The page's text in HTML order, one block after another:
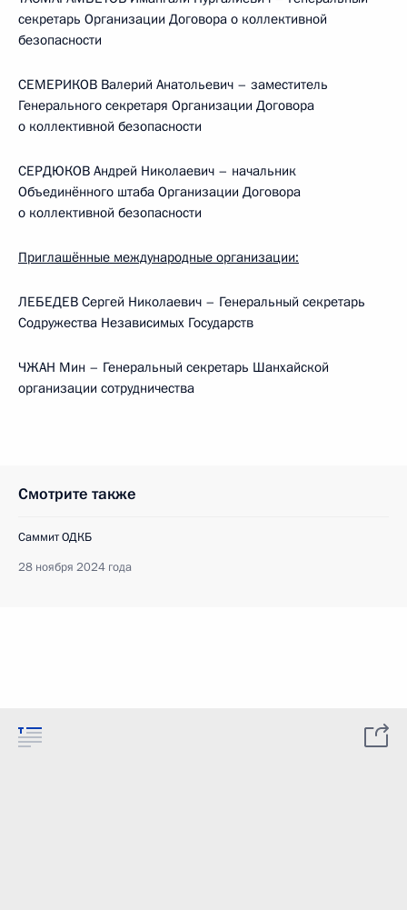
секретарь Организации Договора о коллективной
безопасности
СЕМЕРИКОВ Валерий Анатольевич – заместитель
Генерального секретаря Организации Договора
о коллективной безопасности
СЕРДЮКОВ Андрей Николаевич – начальник
Объединённого штаба Организации Договора
о коллективной безопасности
Приглашённые международные организации:
ЛЕБЕДЕВ Сергей Николаевич – Генеральный секретарь
Содружества Независимых Государств
ЧЖАН Мин – Генеральный секретарь Шанхайской
организации сотрудничества
Смотрите также
Саммит ОДКБ
28 ноября 2024 года